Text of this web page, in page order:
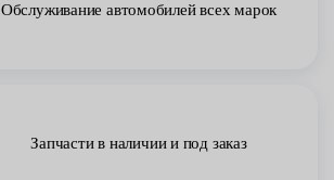
Обслуживание автомобилей всех марок
Запчасти в наличии и под заказ